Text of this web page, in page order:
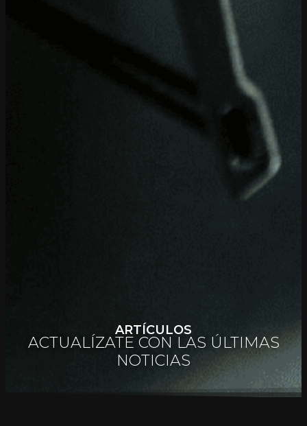
ARTÍCULOS
ACTUALÍZATE CON LAS ÚLTIMAS
NOTICIAS